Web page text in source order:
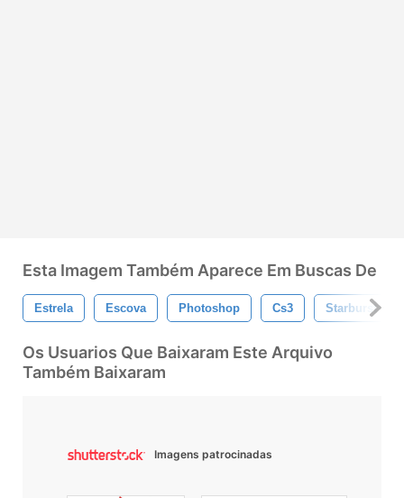
Esta Imagem Também Aparece Em Buscas De
Estrela Escova Photoshop Cs3 Starburst
Os Usuarios Que Baixaram Este Arquivo
Também Baixaram
Imagens patrocinadas